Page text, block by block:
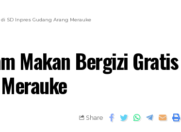
SD Inpres Gudang Arang Merauke
Makan Bergizi Gratis
Share